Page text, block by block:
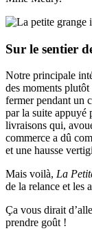
Sur le sentier
Notre principale
des moments
fermer pendant un
par la suite appuyé
livraisons qui,
commerce a dû
et une hausse
Mais voilà, La
de la relance et les
Ça vous dirait
prendre goût !